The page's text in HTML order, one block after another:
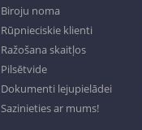
Biroju noma
Rūpnieciskie klienti
Ražošana skaitļos
Pilsētvide
Dokumenti lejupielādei
Sazinieties ar mums!